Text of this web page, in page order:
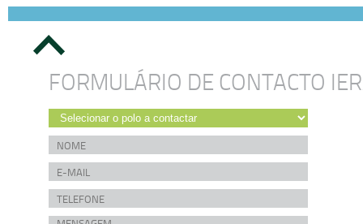
FORMULÁRIO DE CONTACTO